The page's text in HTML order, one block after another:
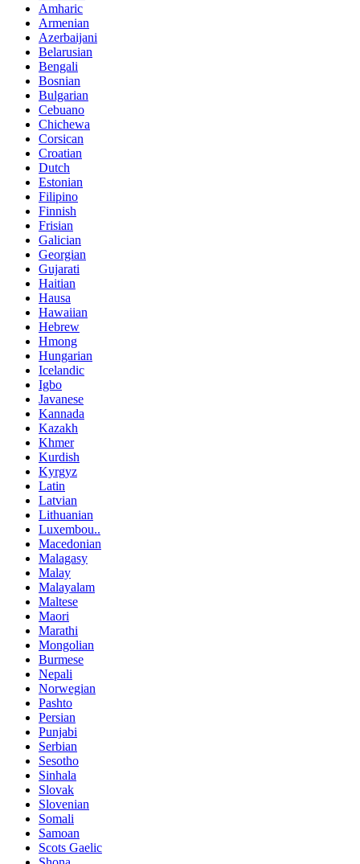
Amharic
Armenian
Azerbaijani
Belarusian
Bengali
Bosnian
Bulgarian
Cebuano
Chichewa
Corsican
Croatian
Dutch
Estonian
Filipino
Finnish
Frisian
Galician
Georgian
Gujarati
Haitian
Hausa
Hawaiian
Hebrew
Hmong
Hungarian
Icelandic
Igbo
Javanese
Kannada
Kazakh
Khmer
Kurdish
Kyrgyz
Latin
Latvian
Lithuanian
Luxembou..
Macedonian
Malagasy
Malay
Malayalam
Maltese
Maori
Marathi
Mongolian
Burmese
Nepali
Norwegian
Pashto
Persian
Punjabi
Serbian
Sesotho
Sinhala
Slovak
Slovenian
Somali
Samoan
Scots Gaelic